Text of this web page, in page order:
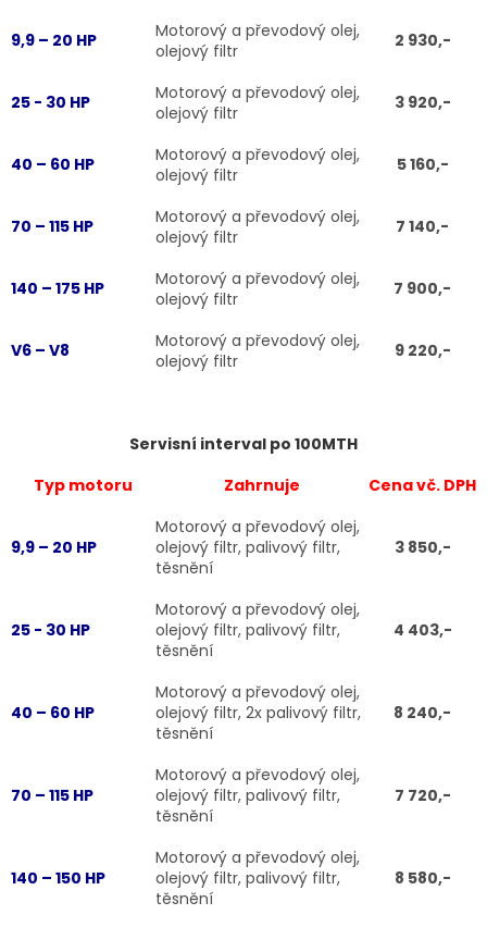
9,9 – 20 HP
Motorový a převodový olej,
olejový filtr
2 930,-
25 - 30 HP
Motorový a převodový olej,
olejový filtr
3 920,-
40 – 60 HP
Motorový a převodový olej,
olejový filtr
5 160,-
70 – 115 HP
Motorový a převodový olej,
olejový filtr
7 140,-
140 – 175 HP
Motorový a převodový olej,
olejový filtr
7 900,-
V6 – V8
Motorový a převodový olej,
olejový filtr
9 220,-
Servisní interval po 100MTH
Typ motoru
Zahrnuje Cena vč. DPH
9,9 – 20 HP
Motorový a převodový olej,
olejový filtr, palivový filtr,
těsnění
3 850,-
25 - 30 HP
Motorový a převodový olej,
olejový filtr, palivový filtr,
těsnění
4 403,-
40 – 60 HP
Motorový a převodový olej,
olejový filtr, 2x palivový filtr,
těsnění
8 240,-
70 – 115 HP
Motorový a převodový olej,
olejový filtr, palivový filtr,
těsnění
7 720,-
140 – 150 HP
Motorový a převodový olej,
olejový filtr, palivový filtr,
těsnění
8 580,-